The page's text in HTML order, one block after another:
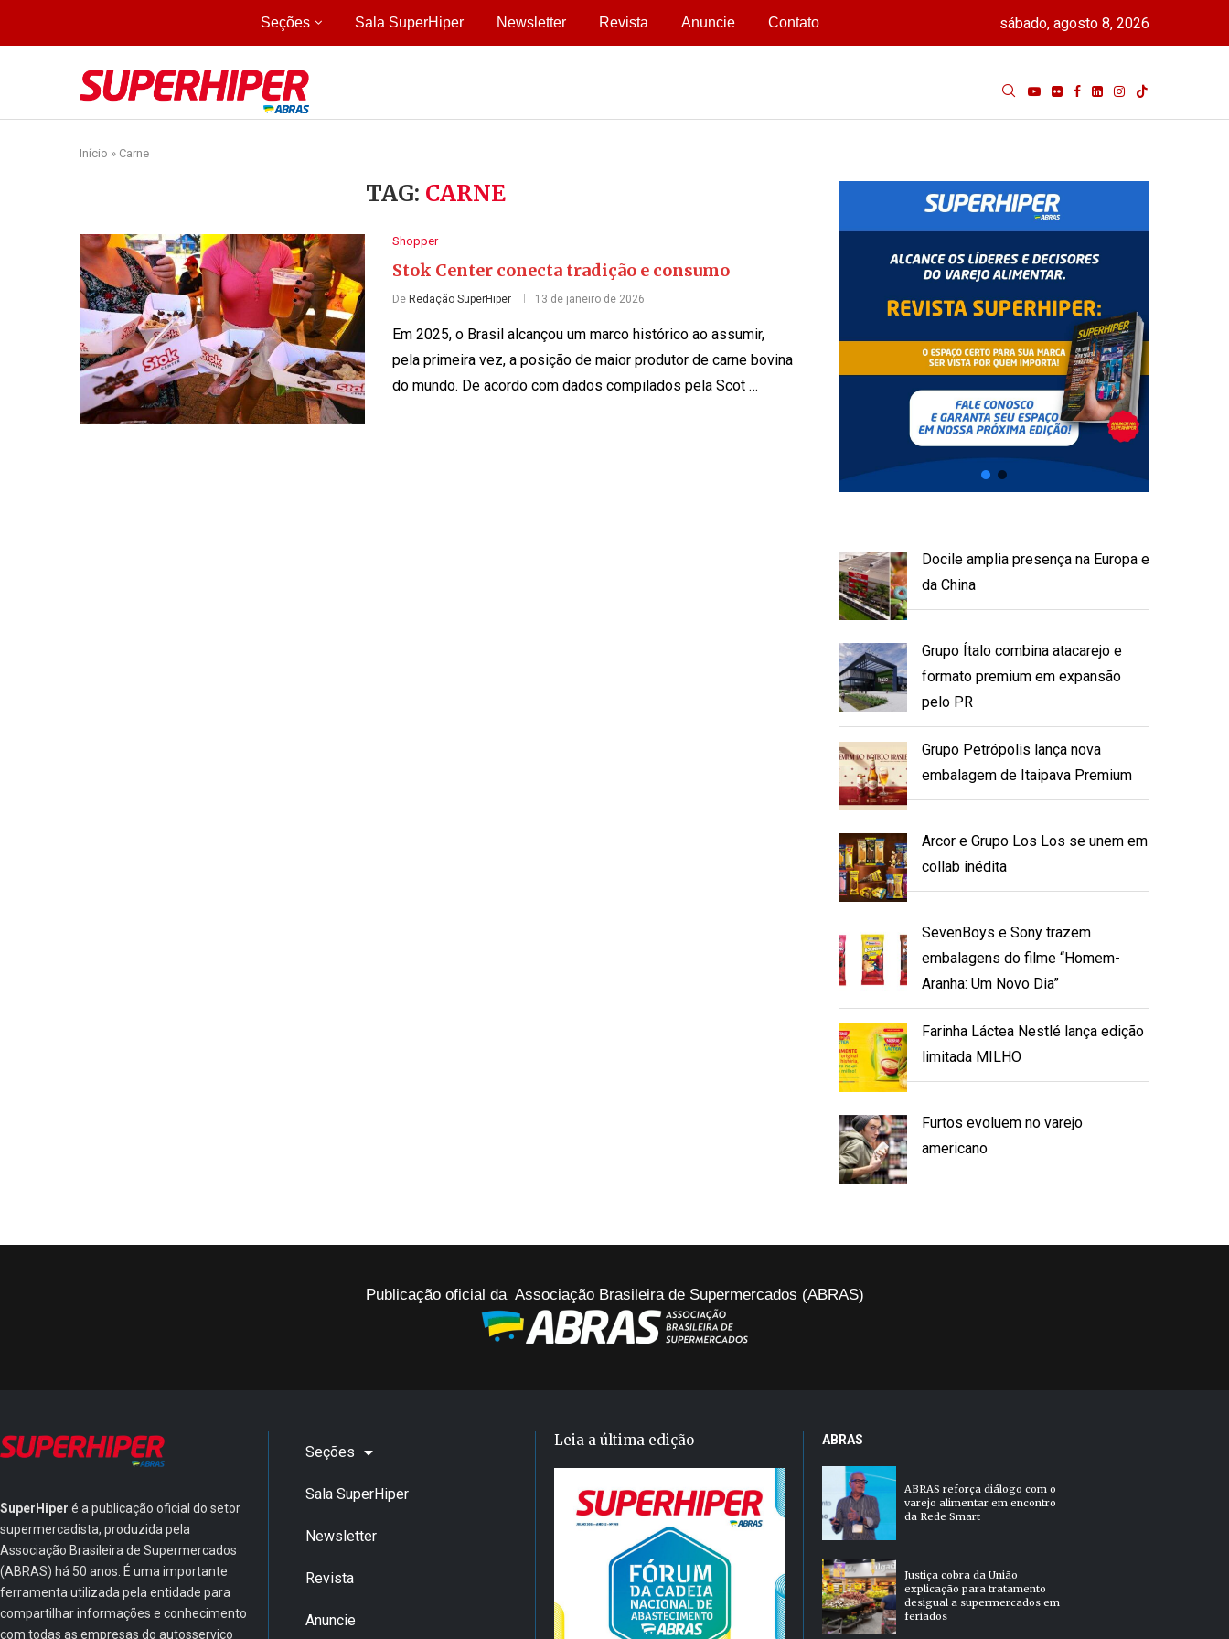
Seções Sala SuperHiper Newsletter Revista Anuncie Contato sábado, agosto 8, 2026
Início » Carne
TAG: CARNE
Shopper
Stok Center conecta tradição e consumo
De Redação SuperHiper 13 de janeiro de 2026
Em 2025, o Brasil alcançou um marco histórico ao assumir,
pela primeira vez, a posição de maior produtor de carne bovina
do mundo. De acordo com dados compilados pela Scot …
Docile amplia presença na Europa e
da China
Grupo Ítalo combina atacarejo e
formato premium em expansão
pelo PR
Grupo Petrópolis lança nova
embalagem de Itaipava Premium
Arcor e Grupo Los Los se unem em
collab inédita
SevenBoys e Sony trazem
embalagens do filme “Homem-
Aranha: Um Novo Dia”
Farinha Láctea Nestlé lança edição
limitada MILHO
Furtos evoluem no varejo
americano
Publicação oficial da Associação Brasileira de Supermercados (ABRAS)
SuperHiper é a publicação oficial do setor
supermercadista, produzida pela
Associação Brasileira de Supermercados
(ABRAS) há 50 anos. É uma importante
ferramenta utilizada pela entidade para
compartilhar informações e conhecimento
com todas as empresas do autosserviço
Seções
Sala SuperHiper
Newsletter
Revista
Anuncie
Leia a última edição ABRAS
ABRAS reforça diálogo com o
varejo alimentar em encontro
da Rede Smart
Justiça cobra da União
explicação para tratamento
desigual a supermercados em
feriados